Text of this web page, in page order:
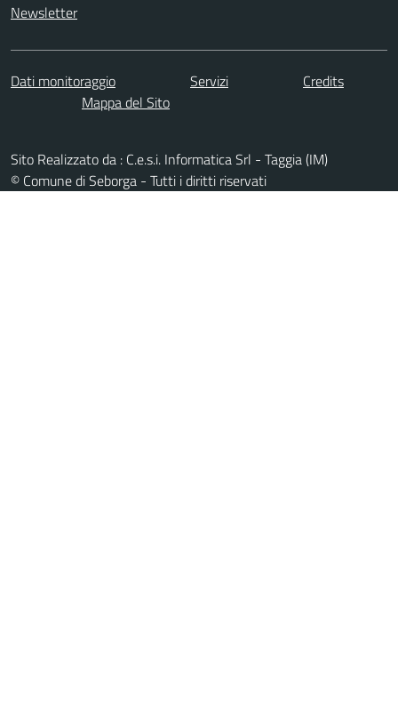
Newsletter
Dati monitoraggio Servizi
Credits
Mappa del Sito
Sito Realizzato da : C.e.s.i. Informatica Srl - Taggia (IM)
© Comune di Seborga - Tutti i diritti riservati